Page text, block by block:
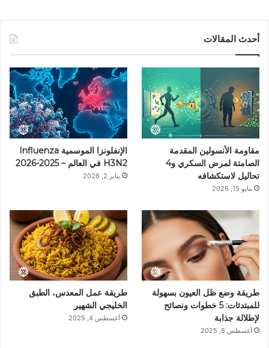
أحدث المقالات
مقاومة الأنسولين المقدمة
الصامتة لمرض السكري و4
تحاليل لاستكشافه
مايو 15, 2026
الإنفلونزا الموسمية Influenza
H3N2 في العالم – 2025-2026
يناير 2, 2026
طريقة وضع ظل العيون بسهولة
للمبتدئات: 5 خطوات ونصائح
لإطلالة جذابة
أغسطس 8, 2025
طريقة عمل المعدس، الطبق
الخليجي الشهير
أغسطس 4, 2025